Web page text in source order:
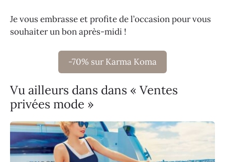
Je vous embrasse et profite de l’occasion pour vous
souhaiter un bon après-midi !
-70% sur Karma Koma
Vu ailleurs dans dans « Ventes
privées mode »